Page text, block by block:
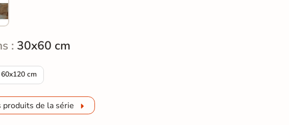
: 30x60 cm
60x120 cm
Carrelage sol et mur effet métal Atonium Supreme 60*120 cm
de la série